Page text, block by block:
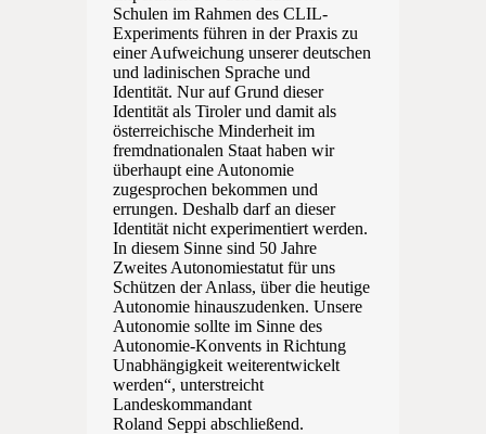
Schulen im Rahmen des CLIL-
Experiments führen in der Praxis zu
einer Aufweichung unserer deutschen
und ladinischen Sprache und
Identität. Nur auf Grund dieser
Identität als Tiroler und damit als
österreichische Minderheit im
fremdnationalen Staat haben wir
überhaupt eine Autonomie
zugesprochen bekommen und
errungen. Deshalb darf an dieser
Identität nicht experimentiert werden.
In diesem Sinne sind 50 Jahre
Zweites Autonomiestatut für uns
Schützen der Anlass, über die heutige
Autonomie hinauszudenken. Unsere
Autonomie sollte im Sinne des
Autonomie-Konvents in Richtung
Unabhängigkeit weiterentwickelt
werden“, unterstreicht
Landeskommandant
Roland Seppi abschließend.